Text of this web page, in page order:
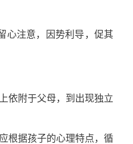
注意，因势利导，促其
依附于父母，到出现独立
根据孩子的心理特点，循